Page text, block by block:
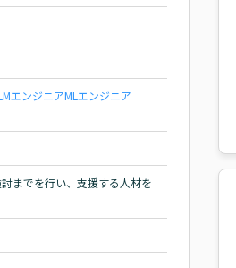
エンジニアMLエンジニア
までを行い、支援する人材を